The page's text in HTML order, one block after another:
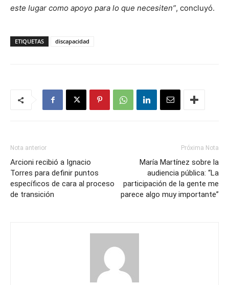
este lugar como apoyo para lo que necesiten”, concluyó.
ETIQUETAS discapacidad
Nota anterior
Arcioni recibió a Ignacio
Torres para definir puntos
específicos de cara al proceso
de transición
Próxima Nota
María Martínez sobre la
audiencia pública: “La
participación de la gente me
parece algo muy importante”